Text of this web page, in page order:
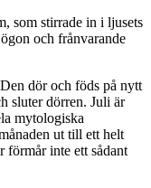
som stirrade in i ljusets
och frånvarande
dör och föds på nytt
sluter dörren. Juli är
mytologiska
ut till ett helt
förmår inte ett sådant